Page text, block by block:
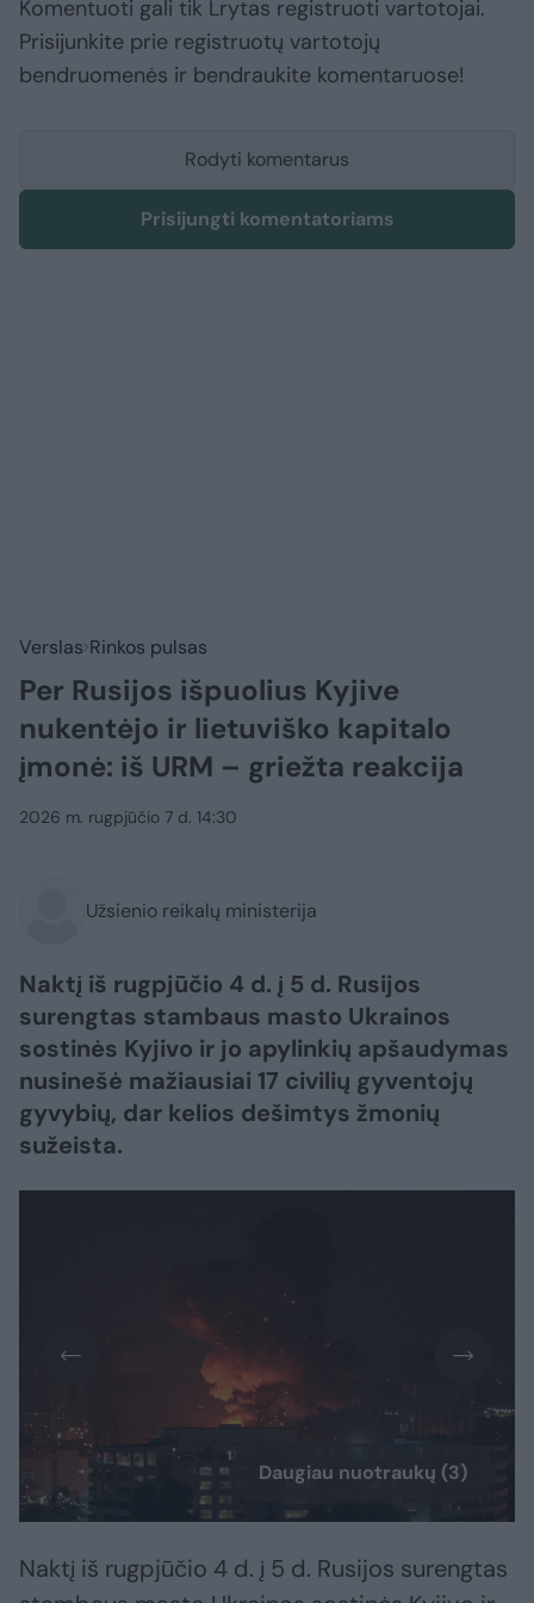
Komentuoti gali tik Lrytas registruoti vartotojai.
Prisijunkite prie registruotų vartotojų
bendruomenės ir bendraukite komentaruose!
Rodyti komentarus
Prisijungti komentatoriams
Verslas Rinkos pulsas
Per Rusijos išpuolius Kyjive
nukentėjo ir lietuviško kapitalo
įmonė: iš URM – griežta reakcija
2026 m. rugpjūčio 7 d. 14:30
Užsienio reikalų ministerija
Naktį iš rugpjūčio 4 d. į 5 d. Rusijos
surengtas stambaus masto Ukrainos
sostinės Kyjivo ir jo apylinkių apšaudymas
nusinešė mažiausiai 17 civilių gyventojų
gyvybių, dar kelios dešimtys žmonių
sužeista.
Daugiau nuotraukų (3)
Naktį iš rugpjūčio 4 d. į 5 d. Rusijos surengtas